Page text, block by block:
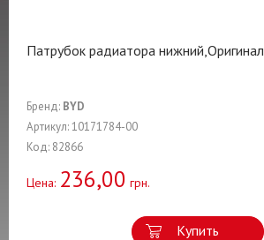
Патрубок радиатора нижний,Оригинал
Бренд: BYD
Артикул: 10171784-00
Код: 82866
Цена: 236,00 грн.
Купить